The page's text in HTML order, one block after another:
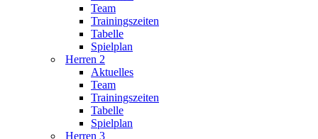
Team
Trainingszeiten
Tabelle
Spielplan
Herren 2
Aktuelles
Team
Trainingszeiten
Tabelle
Spielplan
Herren 3